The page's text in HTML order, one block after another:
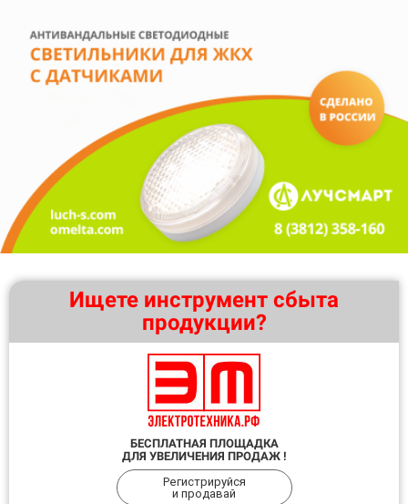
Ищете инструмент сбыта
продукции?
БЕСПЛАТНАЯ ПЛОЩАДКА
ДЛЯ УВЕЛИЧЕНИЯ ПРОДАЖ !
Регистрируйся
и продавай